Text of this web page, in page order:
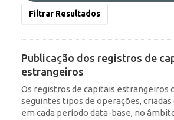
Filtrar Resultados
Publicação dos registros de
estrangeiros
Os registros de capitais estrangeiros
seguintes tipos de operações, criadas
em cada período data-base, no